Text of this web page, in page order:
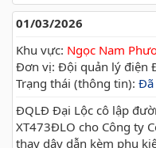
01/03/2026
Khu vực: Ngọc Nam
Đơn vị: Đội quản lý điện
Trạng thái (thông tin): Đã
ĐQLĐ Đại Lộc cô lập
XT473ĐLO cho Công ty
thay dây dẫn kèm phụ